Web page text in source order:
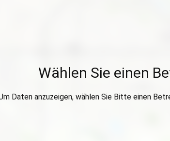
Wählen Sie einen
Daten anzuzeigen, wählen Sie Bitte einen